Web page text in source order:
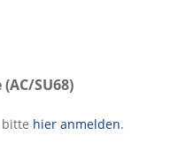
SU68)
hier anmelden.